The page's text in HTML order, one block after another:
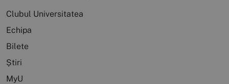
Clubul Universitatea
Echipa
Bilete
Știri
MyU